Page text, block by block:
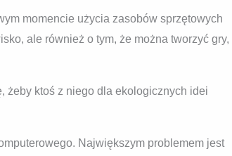
momencie użycia zasobów sprzętowych
ale również o tym, że można tworzyć gry,
żeby ktoś z niego dla ekologicznych idei
Największym problemem jest